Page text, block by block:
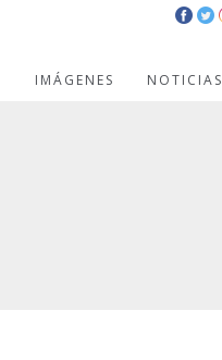
IMÁGENES NOTICIAS